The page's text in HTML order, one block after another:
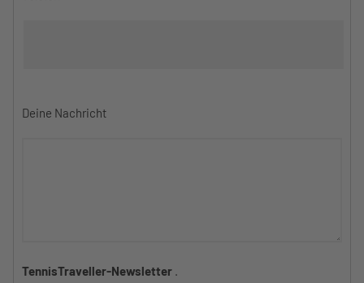
Deine Nachricht
TennisTraveller-Newsletter .